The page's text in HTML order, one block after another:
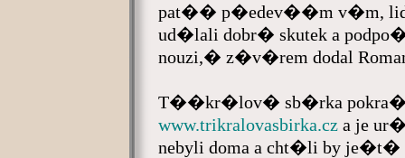
pat�� p�edev��m v�m,
ud�lali dobr� skutek a
nouzi,� z�v�rem dodal
T��kr�lov� sb�rka
www.trikralovasbirka.cz a je
nebyli doma a cht�li by